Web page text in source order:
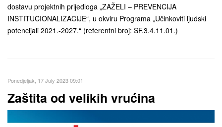
dostavu projektnih prijedloga „ZAŽELI – PREVENCIJA
INSTITUCIONALIZACIJE“, u okviru Programa „Učinkoviti ljudski
potencijali 2021.-2027.“ (referentni broj: SF.3.4.11.01.)
Ponedjeljak, 17 July 2023 09:01
Zaštita od velikih vrućina